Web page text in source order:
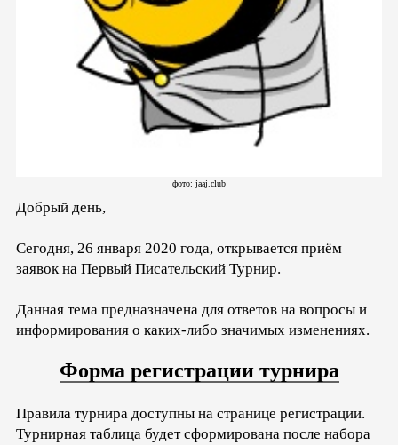
фото: jaaj.club
Добрый день,
Сегодня, 26 января 2020 года, открывается приём
заявок на Первый Писательский Турнир.
Данная тема предназначена для ответов на вопросы и
информирования о каких-либо значимых изменениях.
Форма регистрации турнира
Правила турнира доступны на странице регистрации.
Турнирная таблица будет сформирована после набора